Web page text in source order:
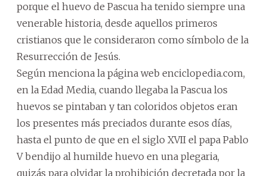
porque el huevo de Pascua ha tenido siempre una
venerable historia, desde aquellos primeros
cristianos que le consideraron como símbolo de la
Resurrección de Jesús.
Según menciona la página web enciclopedia.com,
en la Edad Media, cuando llegaba la Pascua los
huevos se pintaban y tan coloridos objetos eran
los presentes más preciados durante esos días,
hasta el punto de que en el siglo XVII el papa Pablo
V bendijo al humilde huevo en una plegaria,
quizás para olvidar la prohibición decretada por la